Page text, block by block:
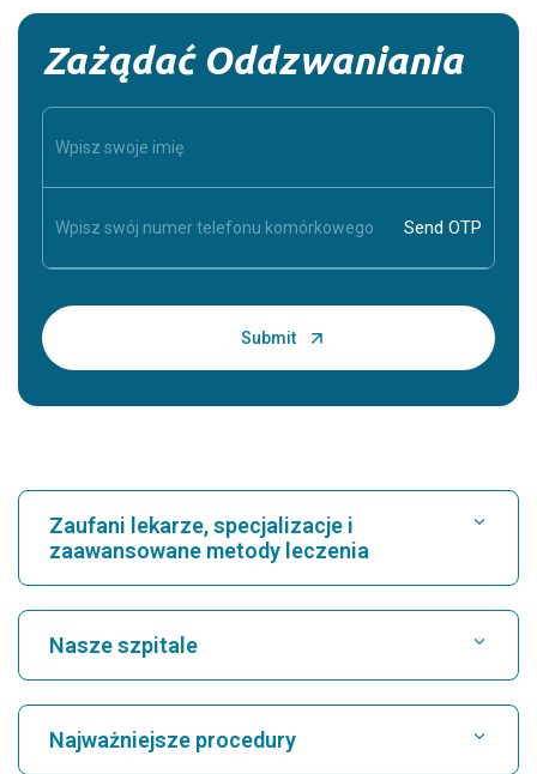
Zażądać Oddzwaniania
Zaufani lekarze, specjalizacje i
zaawansowane metody leczenia
Znajdź szpital
Znajdź kardiologa
Nasze szpitale
Najważniejsze procedury